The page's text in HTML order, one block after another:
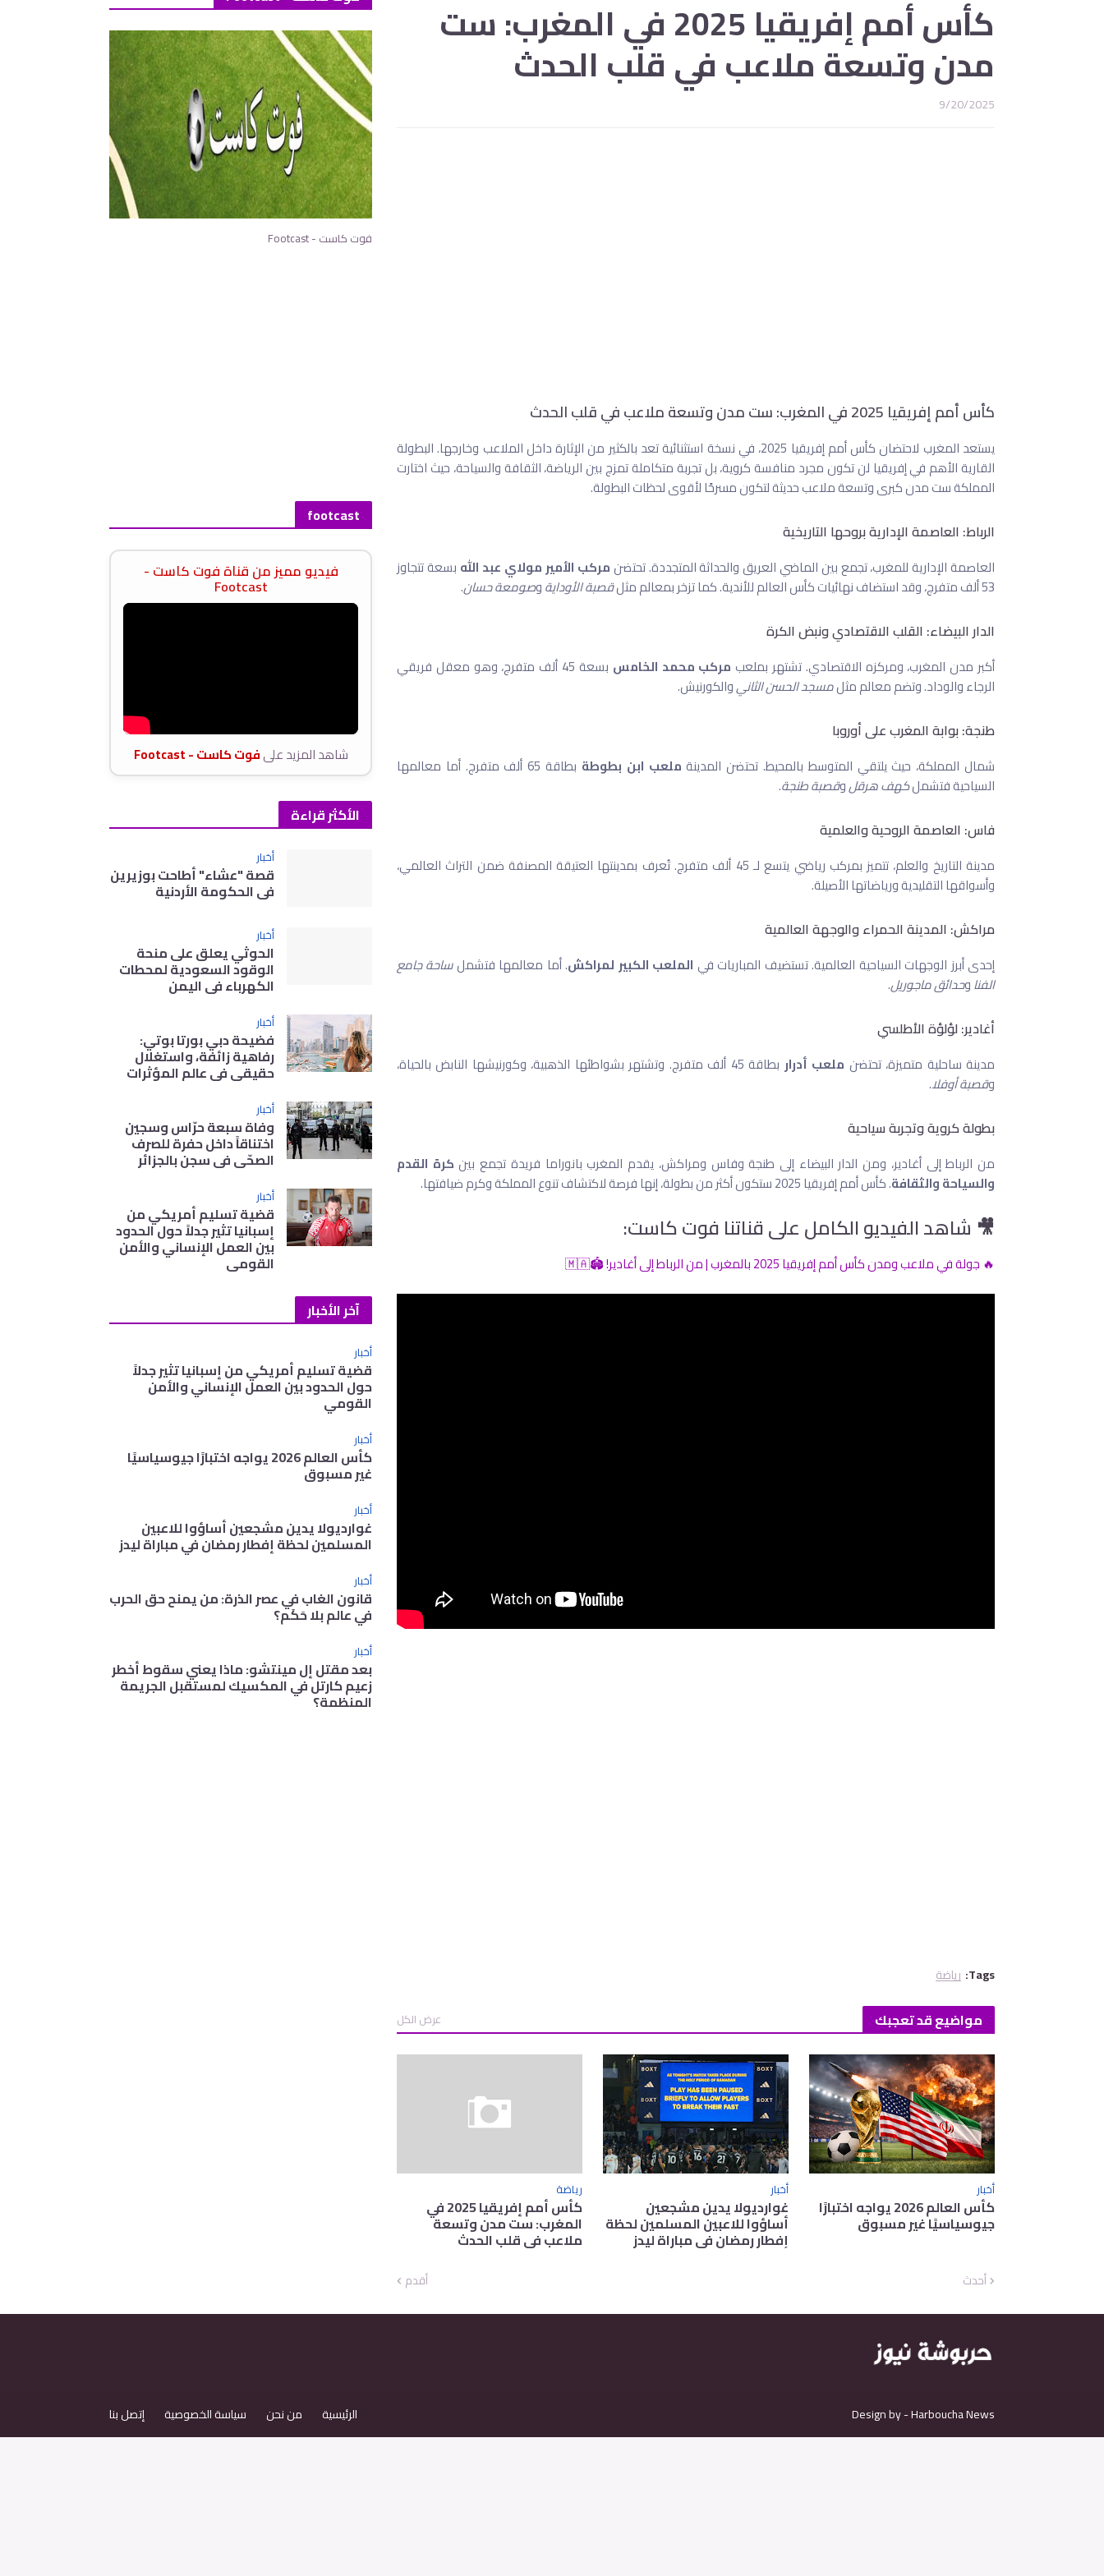
كأس أمم إفريقيا 2025 في المغرب: ست
مدن وتسعة ملاعب في قلب الحدث
9/20/2025
كأس أمم إفريقيا 2025 في المغرب: ست مدن وتسعة ملاعب في قلب الحدث
يستعد المغرب لاحتضان كأس أمم إفريقيا 2025، في نسخة استثنائية تعد بالكثير من الإثارة داخل الملاعب وخارجها. البطولة
القارية الأهم في إفريقيا لن تكون مجرد منافسة كروية، بل تجربة متكاملة تمزج بين الرياضة، الثقافة والسياحة، حيث اختارت
المملكة ست مدن كبرى وتسعة ملاعب حديثة لتكون مسرحًا لأقوى لحظات البطولة.
الرباط: العاصمة الإدارية بروحها التاريخية
العاصمة الإدارية للمغرب، تجمع بين الماضي العريق والحداثة المتجددة. تحتضن مركب الأمير مولاي عبد الله بسعة تتجاوز
53 ألف متفرج، وقد استضاف نهائيات كأس العالم للأندية. كما تزخر بمعالم مثل
قصبة الأودايةوصومعة حسان.
الدار البيضاء: القلب الاقتصادي ونبض الكرة
أكبر مدن المغرب، ومركزه الاقتصادي. تشتهر بملعب مركب محمد الخامس
بسعة 45 ألف متفرج، وهو معقل فريقي
الرجاء والوداد. وتضم معالم مثلمسجد الحسن الثانيوالكورنيش.
طنجة: بوابة المغرب على أوروبا
شمال المملكة، حيث يلتقي المتوسط بالمحيط. تحتضن المدينة ملعب ابن بطوطة
بطاقة 65 ألف متفرج. أما معالمها
السياحية فتشملكهف هرقلوقصبة طنجة.
فاس: العاصمة الروحية والعلمية
مدينة التاريخ والعلم، تتميز بمركب رياضي يتسع لـ 45 ألف متفرج. تُعرف بمدينتها العتيقة المصنفة ضمن التراث العالمي،
وأسواقها التقليدية ورياضاتها الأصيلة.
مراكش: المدينة الحمراء والوجهة العالمية
إحدى أبرز الوجهات السياحية العالمية. تستضيف المباريات في الملعب الكبير لمراكش. أما معالمها فتشملساحة جامع
الفناوحدائق ماجوريل.
أغادير: لؤلؤة الأطلسي
مدينة ساحلية متميزة، تحتضن ملعب أدرار
بطاقة 45 ألف متفرج. وتشتهر بشواطئها الذهبية، وكورنيشها النابض بالحياة،
وقصبة أوفلا.
بطولة كروية وتجربة سياحية
من الرباط إلى أغادير، ومن الدار البيضاء إلى طنجة وفاس ومراكش، يقدم المغرب بانوراما فريدة تجمع بين كرة القدم
والسياحة والثقافة. كأس أمم إفريقيا 2025 ستكون أكثر من بطولة، إنها فرصة لاكتشاف تنوع المملكة وكرم ضيافتها.
🎥 شاهد الفيديو الكامل على قناتنا فوت كاست:
🔥 جولة في ملاعب ومدن كأس أمم إفريقيا 2025 بالمغرب | من الرباط إلى أغادير! 🏟️🇲🇦
Tags: رياضة
مواضيع قد تعجبك عرض الكل
أخبار
كأس العالم 2026 يواجه اختبارًا
جيوسياسيًا غير مسبوق
أخبار
غوارديولا يدين مشجعين
أساؤوا للاعبين المسلمين لحظة
إفطار رمضان في مباراة ليدز
رياضة
كأس أمم إفريقيا 2025 في
المغرب: ست مدن وتسعة
ملاعب في قلب الحدث
أحدث أقدم
فوت كاست - Footcast
footcast
فيديو مميز من قناة فوت كاست -
Footcast
شاهد المزيد علىفوت كاست - Footcast
الأكثر قراءة
أخبار
قصة "عشاء" أطاحت بوزيرين
في الحكومة الأردنية
أخبار
الحوثي يعلق على منحة
الوقود السعودية لمحطات
الكهرباء في اليمن
أخبار
فضيحة دبي بورتا بوتي:
رفاهية زائفة، واستغلال
حقيقي في عالم المؤثرات
أخبار
وفاة سبعة حرّاس وسجين
اختناقاً داخل حفرة للصرف
الصحّي في سجن بالجزائر
أخبار
قضية تسليم أمريكي من
إسبانيا تثير جدلاً حول الحدود
بين العمل الإنساني والأمن
القومي
آخر الأخبار
أخبار
قضية تسليم أمريكي من إسبانيا تثير جدلاً
حول الحدود بين العمل الإنساني والأمن
القومي
أخبار
كأس العالم 2026 يواجه اختبارًا جيوسياسيًا
غير مسبوق
أخبار
غوارديولا يدين مشجعين أساؤوا للاعبين
المسلمين لحظة إفطار رمضان في مباراة ليدز
أخبار
قانون الغاب في عصر الذرة: من يمنح حق الحرب
في عالم بلا حَكَم؟
أخبار
بعد مقتل إل مينتشو: ماذا يعني سقوط أخطر
زعيم كارتل في المكسيك لمستقبل الجريمة
المنظمة؟
Design by -Harboucha News الرئيسية من نحن سياسة الخصوصية إتصل بنا